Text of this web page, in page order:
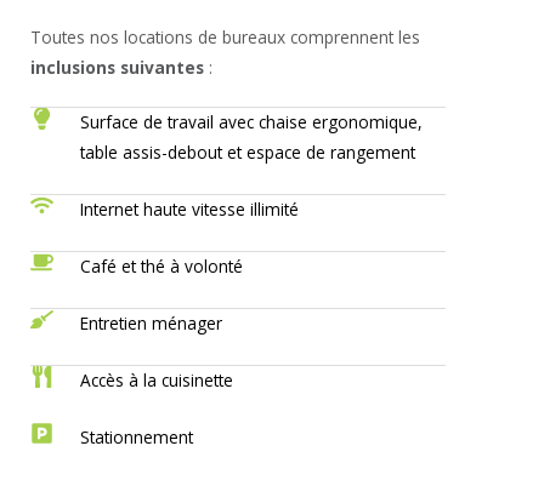
Toutes nos locations de bureaux comprennent les
inclusions suivantes :
Surface de travail avec chaise ergonomique,
table assis-debout et espace de rangement
Internet haute vitesse illimité
Café et thé à volonté
Entretien ménager
Accès à la cuisinette
Stationnement